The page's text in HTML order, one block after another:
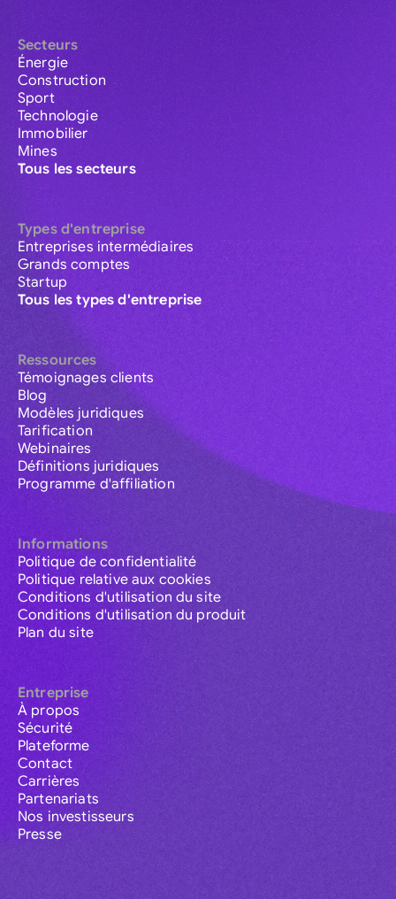
Secteurs
Énergie
Construction
Sport
Technologie
Immobilier
Mines
Tous les secteurs
Types d'entreprise
Entreprises intermédiaires
Grands comptes
Startup
Tous les types d'entreprise
Ressources
Témoignages clients
Blog
Modèles juridiques
Tarification
Webinaires
Définitions juridiques
Programme d'affiliation
Informations
Politique de confidentialité
Politique relative aux cookies
Conditions d'utilisation du site
Conditions d'utilisation du produit
Plan du site
Entreprise
À propos
Sécurité
Plateforme
Contact
Carrières
Partenariats
Nos investisseurs
Presse